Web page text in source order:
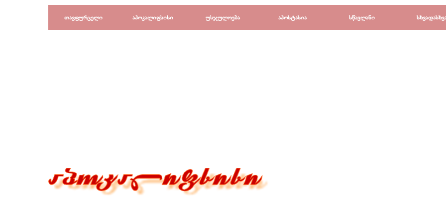
Перейти к контенту
თავფურცელი აპოკალიფსისი ▼
უსჯულოება ▼
აპოსტასია ▼
სწავლანი ▼